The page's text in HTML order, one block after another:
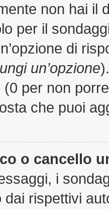
non hai il
per il
di
un’opzione
per non
che puoi
o cancello
i
dai rispettivi